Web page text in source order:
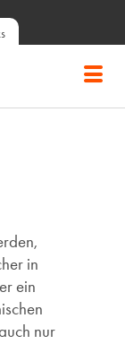
in
ein
nur